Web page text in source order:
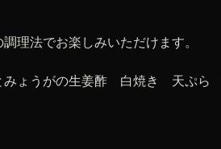
理法でお楽しみいただけます。
ょうがの生姜酢 白焼き 天ぷら